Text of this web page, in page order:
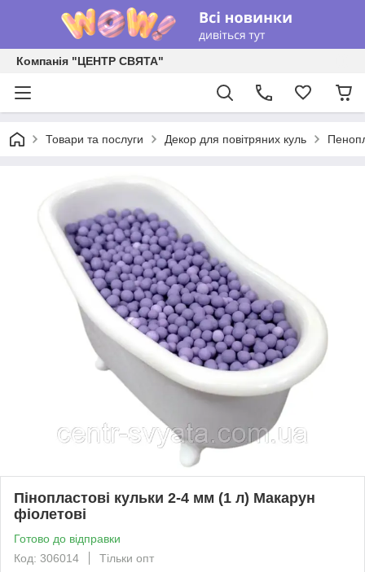
Компанія "ЦЕНТР СВЯТА"
Товари та послуги Декор для повітряних куль
Пінопластові кульки 2-4 мм (1 л) Макарун
фіолетові
Готово до відправки
Код: 306014
Тільки опт